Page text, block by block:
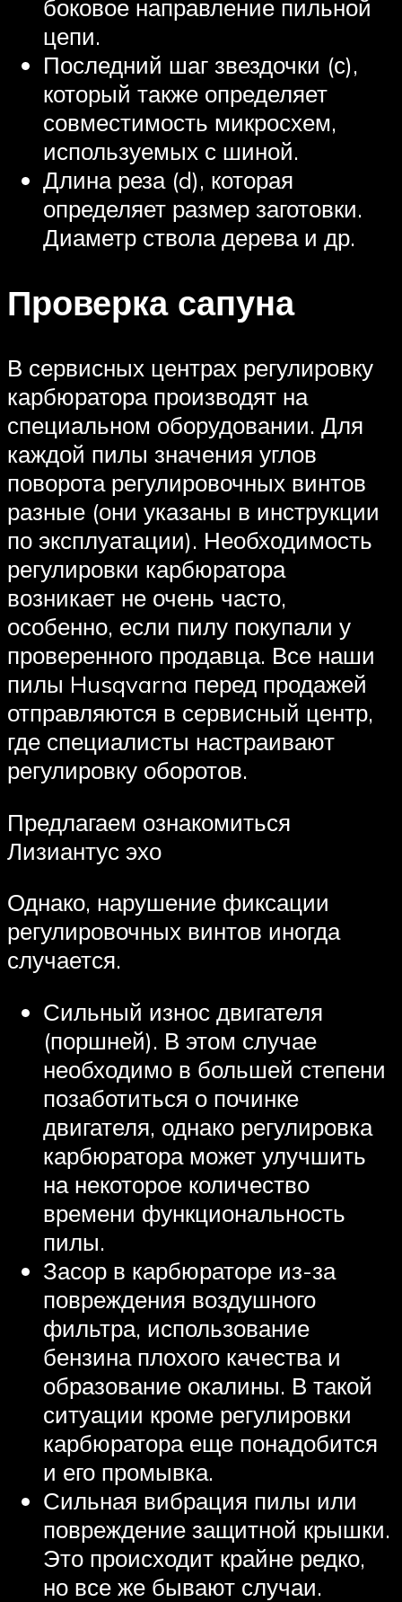
боковое направление пильной
цепи.
Последний шаг звездочки (с),
который также определяет
совместимость микросхем,
используемых с шиной.
Длина реза (d), которая
определяет размер заготовки.
Диаметр ствола дерева и др.
Проверка сапуна
В сервисных центрах регулировку
карбюратора производят на
специальном оборудовании. Для
каждой пилы значения углов
поворота регулировочных винтов
разные (они указаны в инструкции
по эксплуатации). Необходимость
регулировки карбюратора
возникает не очень часто,
особенно, если пилу покупали у
проверенного продавца. Все наши
пилы Husqvarna перед продажей
отправляются в сервисный центр,
где специалисты настраивают
регулировку оборотов.
Предлагаем ознакомиться
Лизиантус эхо
Однако, нарушение фиксации
регулировочных винтов иногда
случается.
Сильный износ двигателя
(поршней). В этом случае
необходимо в большей степени
позаботиться о починке
двигателя, однако регулировка
карбюратора может улучшить
на некоторое количество
времени функциональность
пилы.
Засор в карбюраторе из-за
повреждения воздушного
фильтра, использование
бензина плохого качества и
образование окалины. В такой
ситуации кроме регулировки
карбюратора еще понадобится
и его промывка.
Сильная вибрация пилы или
повреждение защитной крышки.
Это происходит крайне редко,
но все же бывают случаи.